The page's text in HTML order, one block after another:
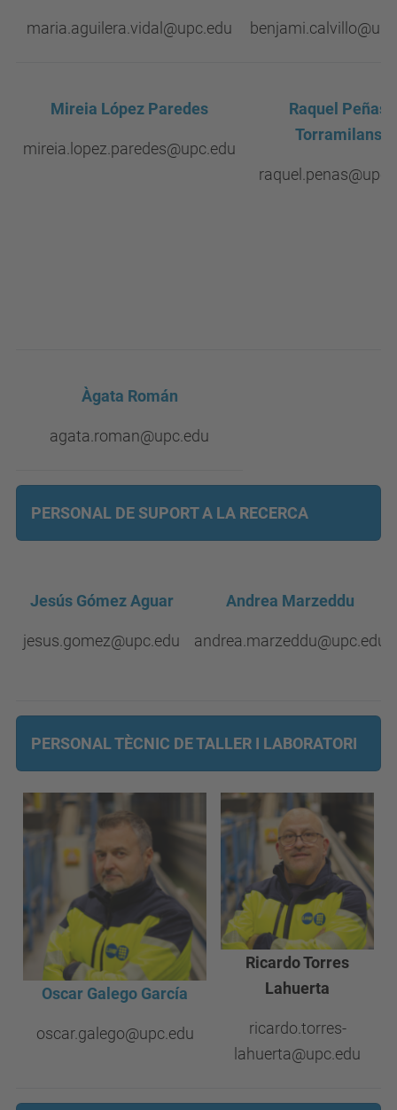
maria.aguilera.vidal@upc.edu
Mireia López Paredes
mireia.lopez.paredes@upc.edu
Raquel Peñas
Torramilans
Àgata Román
agata.roman@upc.edu
PERSONAL DE SUPORT A LA RECERCA
Jesús Gómez Aguar
jesus.gomez@upc.edu
Andrea Marzeddu
andrea.marzeddu@upc.edu
PERSONAL TÈCNIC DE TALLER I LABORATORI
Oscar Galego García
oscar.galego@upc.edu
Ricardo Torres
Lahuerta
ricardo.torres-
lahuerta@upc.edu